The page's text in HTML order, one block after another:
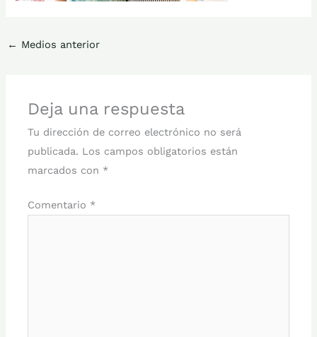
← Medios anterior
Deja una respuesta
Tu dirección de correo electrónico no será
publicada. Los campos obligatorios están
marcados con *
Comentario *